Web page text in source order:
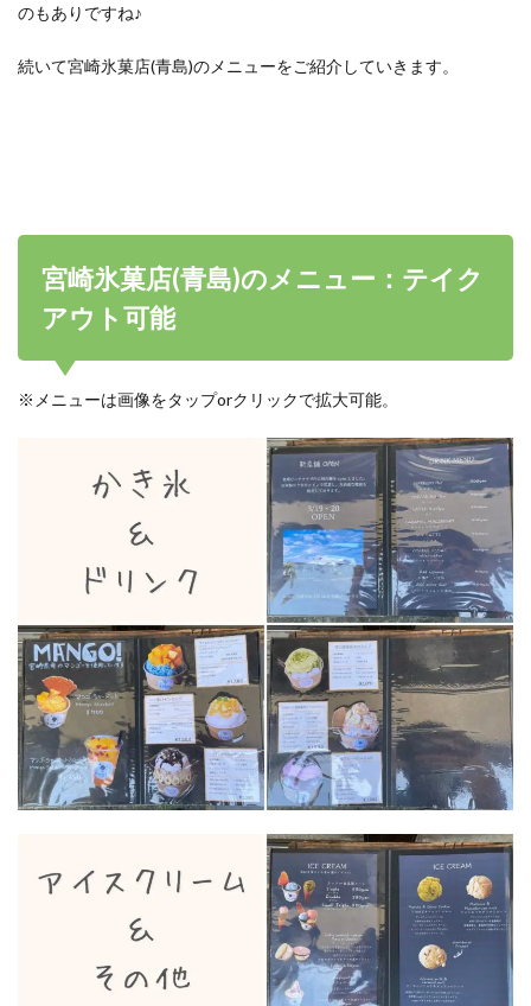
のもありですね♪
続いて宮崎氷菓店(青島)のメニューをご紹介していきます。
宮崎氷菓店(青島)のメニュー：テイク
アウト可能
※メニューは画像をタップorクリックで拡大可能。